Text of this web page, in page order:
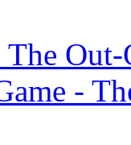
-